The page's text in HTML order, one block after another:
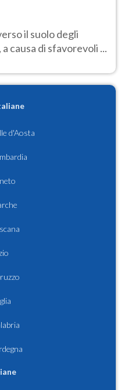
il suolo degli
causa di sfavorevoli ...
d'Aosta